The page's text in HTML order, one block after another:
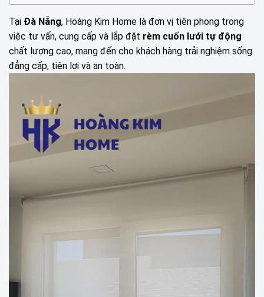
Tại Đà Nẵng, Hoàng Kim Home là đơn vị tiên phong trong
việc tư vấn, cung cấp và lắp đặt rèm cuốn lưới tự động
chất lượng cao, mang đến cho khách hàng trải nghiệm sống
đẳng cấp, tiện lợi và an toàn.